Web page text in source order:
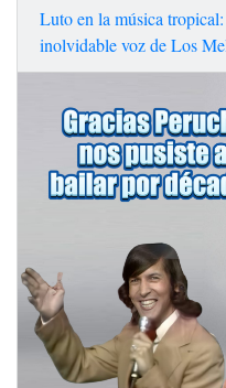
Luto en la música
inolvidable voz de Los